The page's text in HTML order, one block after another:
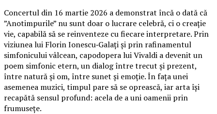
Concertul din 16 martie 2026 a demonstrat încă o dată că
”Anotimpurile” nu sunt doar o lucrare celebră, ci o creație
vie, capabilă să se reinventeze cu fiecare interpretare. Prin
viziunea lui Florin Ionescu‑Galați și prin rafinamentul
simfonicului vâlcean, capodopera lui Vivaldi a devenit un
poem simfonic etern, un dialog între trecut și prezent,
între natură și om, între sunet și emoție. În fața unei
asemenea muzici, timpul pare să se oprească, iar arta își
recapătă sensul profund: acela de a uni oamenii prin
frumusețe.